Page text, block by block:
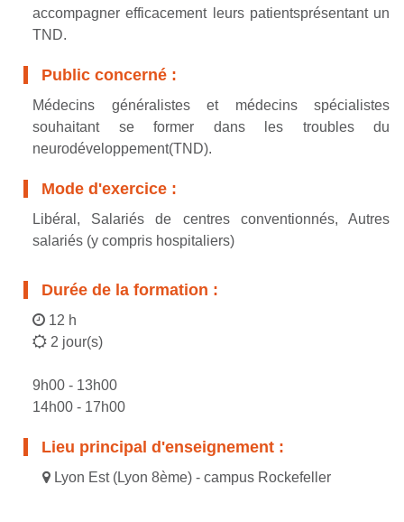
accompagner efficacement leurs patientsprésentant un
TND.
Public concerné :
Médecins généralistes et médecins spécialistes
souhaitant se former dans les troubles du
neurodéveloppement(TND).
Mode d'exercice :
Libéral, Salariés de centres conventionnés, Autres
salariés (y compris hospitaliers)
Durée de la formation :
12 h
2 jour(s)
9h00 - 13h00
14h00 - 17h00
Lieu principal d'enseignement :
Lyon Est (Lyon 8ème) - campus Rockefeller